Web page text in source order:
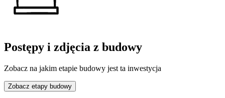
Postępy i zdjęcia z budowy
Zobacz na jakim etapie budowy jest ta inwestycja
Zobacz etapy budowy